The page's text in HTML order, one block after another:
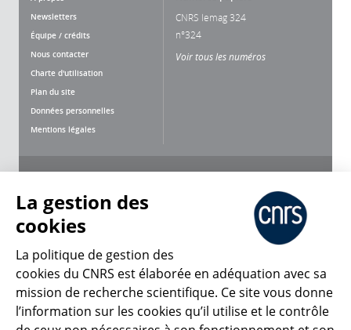
Newsletters
Équipe / crédits
Nous contacter
Charte d'utilisation
Plan du site
Données personnelles
Mentions légales
CNRS lemag 324
n°324
Voir tous les numéros
CNRS Le Mag
La gestion des
cookies
La politique de gestion des
cookies du CNRS est élaborée en adéquation avec sa
mission de recherche scientifique. Ce site vous donne
l’information sur les cookies qu’il utilise et le contrôle